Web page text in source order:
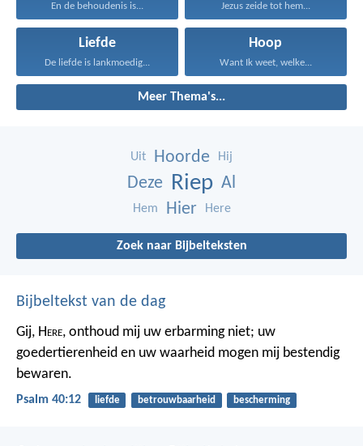
En de behoudenis is... Jezus zeide tot hem...
Liefde
De liefde is lankmoedig...
Hoop
Want Ik weet, welke...
Meer Thema's...
Uit Hoorde Hij
Deze Riep Al
Hem Hier Here
Zoek naar Bijbelteksten
Bijbeltekst van de dag
Gij, Here, onthoud mij uw erbarming niet; uw
goedertierenheid en uw waarheid mogen mij bestendig
bewaren.
Psalm 40:12 liefde betrouwbaarheid bescherming